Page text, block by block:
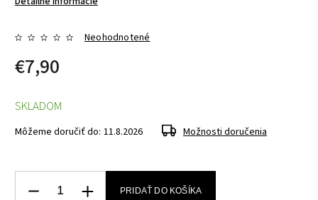
Neohodnotené
€7,90
SKLADOM
Môžeme doručiť do: 11.8.2026 Možnosti doručenia
PRIDAŤ DO KOŠÍKA